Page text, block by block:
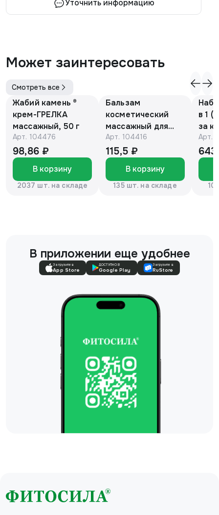
Уточнить информацию
Может заинтересовать
Смотреть все
Жабий камень ®
крем-ГРЕЛКА
массажный, 50 г
Арт. 104476
98,86 ₽
В корзину
2037 шт. на складе
Бальзам
косметический
массажный для
детей с барсучьим
жиром 50г.
«Эколон»®
Арт. 104416
115,5 ₽
В корзину
135 шт. на складе
в 1
за
рук,
Арт.
10
В приложении еще удобнее
Загрузите в
App Store
ДОСТУПНО В
Google Play
Загрузите в
RuStore